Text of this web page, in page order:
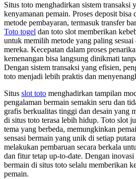
Situs toto menghadirkan sistem transaksi
kenyamanan pemain. Proses deposit bisa
metode pembayaran, termasuk transfer
Toto togel dan toto slot memberikan
untuk memilih metode yang paling sesuai
mereka. Kecepatan dalam proses
kemenangan bisa langsung dinikmati
Dengan sistem transaksi yang efisien,
toto menjadi lebih praktis dan
Situs slot toto menghadirkan tampilan
pengalaman bermain semakin seru dan
grafis berkualitas tinggi dan desain yang
di situs toto terasa lebih hidup. Toto slot
tema yang berbeda, memungkinkan
sensasi bermain yang unik di setiap
melakukan pembaruan secara berkala
dan fitur tetap up-to-date. Dengan
bermain di situs toto selalu memberikan
pemain.